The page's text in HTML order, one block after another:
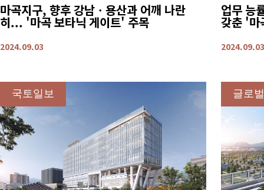
마곡지구, 향후 강남ㆍ용산과 어깨 나란
히... '마곡 보타닉 게이트' 주목
2024.09.03
업무 능
갖춘 '마
2024.09.03
국토일보 글로